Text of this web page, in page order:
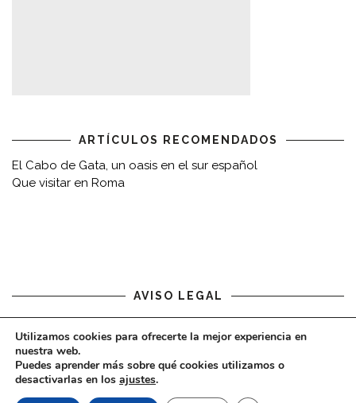
ARTÍCULOS RECOMENDADOS
El Cabo de Gata, un oasis en el sur español
Que visitar en Roma
AVISO LEGAL
Aviso legal
Utilizamos cookies para ofrecerte la mejor experiencia en
nuestra web.
Puedes aprender más sobre qué cookies utilizamos o
desactivarlas en los ajustes.